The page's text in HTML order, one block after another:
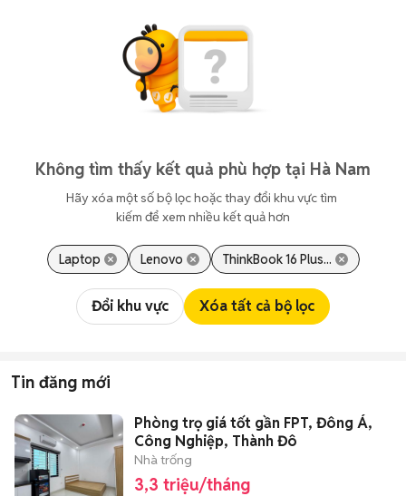
Không tìm thấy kết quả phù hợp tại Hà Nam
Hãy xóa một số bộ lọc hoặc thay đổi khu vực tìm
kiếm để xem nhiều kết quả hơn
Laptop Lenovo ThinkBook 16 Plus...
Đổi khu vực Xóa tất cả bộ lọc
Tin đăng mới
Phòng trọ giá tốt gần FPT, Đông Á,
Công Nghiệp, Thành Đô
Nhà trống
3,3 triệu/tháng